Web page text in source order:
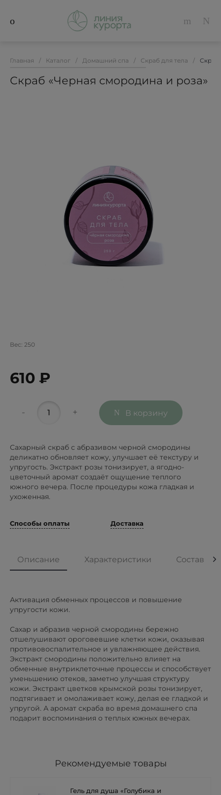
Главная / Каталог / Домашний спа / Скраб для тела / Скраб
Скраб «Черная смородина и роза»
Вес: 250
610 ₽
- + В корзину
Сахарный скраб с абразивом черной смородины
деликатно обновляет кожу, улучшает её текстуру и
упругость. Экстракт розы тонизирует, а ягодно-
цветочный аромат создаёт ощущение теплого
южного вечера. После процедуры кожа гладкая и
ухоженная.
Способы оплаты Доставка
Описание Характеристики Состав
Активация обменных процессов и повышение
упругости кожи.
Сахар и абразив черной смородины бережно
отшелушивают ороговевшие клетки кожи, оказывая
противовоспалительное и увлажняющее действия.
Экстракт смородины положительно влияет на
обменные внутриклеточные процессы и способствует
уменьшению отеков, заметно улучшая структуру
кожи. Экстракт цветков крымской розы тонизирует,
подтягивает и омолаживает кожу, делая ее гладкой и
упругой. А аромат скраба во время домашнего спа
подарит воспоминания о теплых южных вечерах.
Рекомендуемые товары
Гель для душа «Голубика и